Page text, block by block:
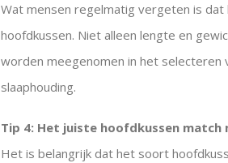
Wat mensen regelmatig vergeten is
hoofdkussen. Niet alleen lengte en
worden meegenomen in het selecteren
slaaphouding.
Tip 4: Het juiste hoofdkussen
Het is belangrijk dat het soort